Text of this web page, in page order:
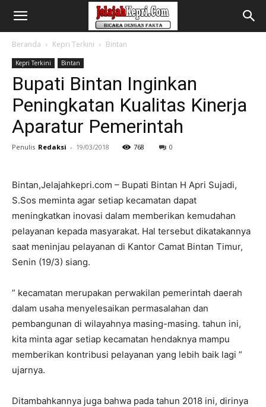
Beranda Kepri Terkini Bintan
Kepri Terkini Bintan
Bupati Bintan Inginkan
Peningkatan Kualitas Kinerja
Aparatur Pemerintah
Penulis Redaksi - 19/03/2018 768 0
Bintan,Jelajahkepri.com – Bupati Bintan H Apri Sujadi,
S.Sos meminta agar setiap kecamatan dapat
meningkatkan inovasi dalam memberikan kemudahan
pelayanan kepada masyarakat. Hal tersebut dikatakannya
saat meninjau pelayanan di Kantor Camat Bintan Timur,
Senin (19/3) siang.
” kecamatan merupakan perwakilan pemerintah daerah
dalam usaha menyelesaikan permasalahan dan
pembangunan di wilayahnya masing-masing. tahun ini,
kita minta agar setiap kecamatan hendaknya mampu
memberikan kontribusi pelayanan yang lebih baik lagi ”
ujarnya.
Ditambahkannya juga bahwa pada tahun 2018 ini, dirinya